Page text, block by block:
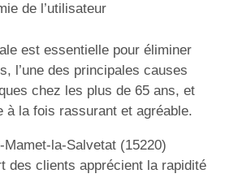
de l’utilisateur
est essentielle pour éliminer
l’une des principales causes
chez les plus de 65 ans, et
à la fois rassurant et agréable.
Mamet-la-Salvetat (15220)
des clients apprécient la rapidité